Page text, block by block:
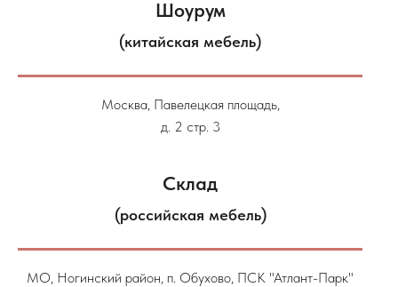
Шоурум
(китайская мебель)
Москва, Павелецкая площадь,
д. 2 стр. 3
Склад
(российская мебель)
МО, Ногинский район, п. Обухово, ПСК "Атлант-Парк"